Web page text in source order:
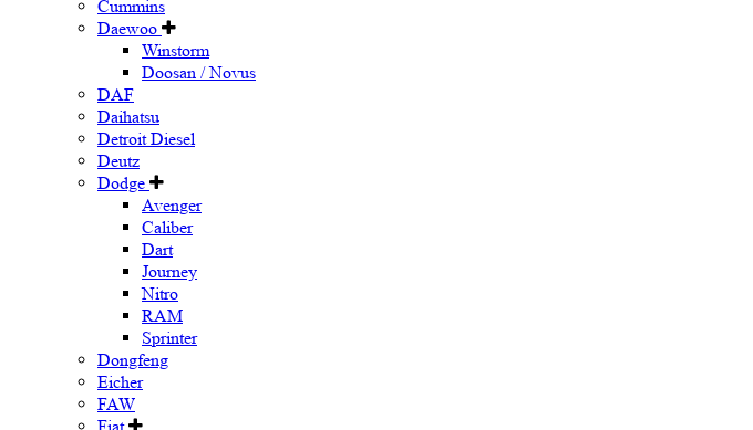
Cummins
Daewoo
Winstorm
Doosan / Novus
DAF
Daihatsu
Detroit Diesel
Deutz
Dodge
Avenger
Caliber
Dart
Journey
Nitro
RAM
Sprinter
Dongfeng
Eicher
FAW